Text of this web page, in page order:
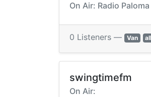
On Air: Radio Paloma
0 Listeners — Van
swingtimefm
On Air: